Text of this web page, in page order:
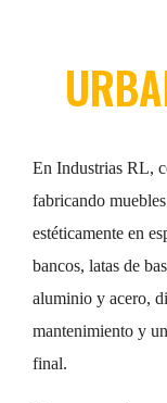
En Industrias RL,
fabricando
estéticamente en
bancos, latas de
aluminio y acero,
mantenimiento y
final.